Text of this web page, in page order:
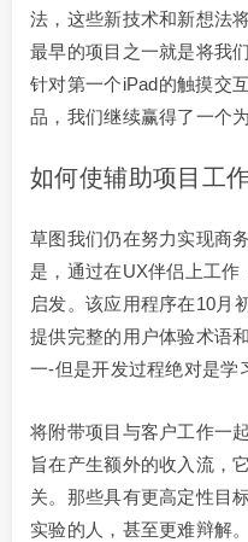
法，这些新技术和新想法
最早的项目之一就是将我
针对第一个iPad的触摸交
品，我们继续赢得了一个
如何使辅助项目工
草图我们仍在努力实现商
是，通过在UX伴侣上工作
启发。该应用程序在10月
提供完整的用户体验术语
一-但是开发过程绝对是学
将附带项目与客户工作一
旨在产生额外的收入流，
关。那些具有更高定性目
实验的人，甚至更难辩解。